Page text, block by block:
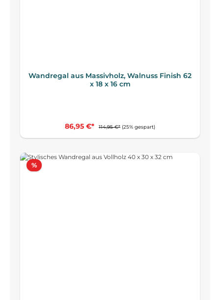
Wandregal aus Massivholz, Walnuss Finish 62
x 18 x 16 cm
86,95 €* 114,95 €* (25% gespart)
%Rabatt